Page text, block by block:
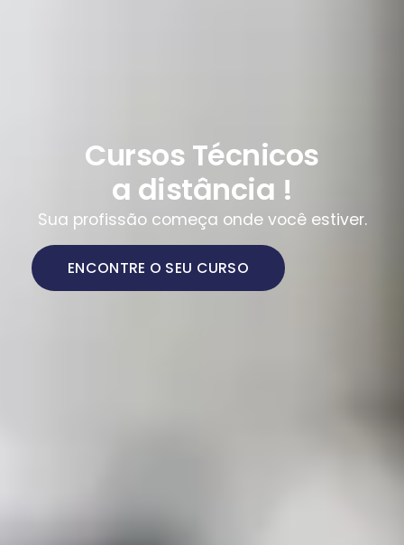
Cursos Técnicos
a distância !
Sua profissão começa onde você estiver.
ENCONTRE O SEU CURSO